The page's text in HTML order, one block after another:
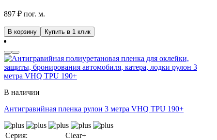
897 ₽ пог. м.
В корзину Купить в 1 клик
В наличии
Антигравийная пленка рулон 3 метра VHQ TPU 190+
Серия:
Clear+